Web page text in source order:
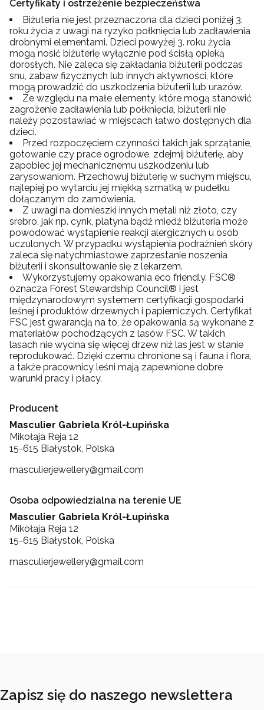
Certyfikaty i ostrzeżenie bezpieczeństwa
Biżuteria nie jest przeznaczona dla dzieci poniżej 3.
roku życia z uwagi na ryzyko połknięcia lub zadławienia
drobnymi elementami. Dzieci powyżej 3. roku życia
mogą nosić biżuterię wyłącznie pod ścisłą opieką
dorosłych. Nie zaleca się zakładania biżuterii podczas
snu, zabaw fizycznych lub innych aktywności, które
mogą prowadzić do uszkodzenia biżuterii lub urazów.
Ze względu na małe elementy, które mogą stanowić
zagrożenie zadławienia lub połknięcia, biżuterii nie
należy pozostawiać w miejscach łatwo dostępnych dla
dzieci.
Przed rozpoczęciem czynności takich jak sprzątanie,
gotowanie czy prace ogrodowe, zdejmij biżuterię, aby
zapobiec jej mechanicznemu uszkodzeniu lub
zarysowaniom. Przechowuj biżuterię w suchym miejscu,
najlepiej po wytarciu jej miękką szmatką w pudełku
dołączanym do zamówienia.
Z uwagi na domieszki innych metali niż złoto, czy
srebro, jak np. cynk, platyna bądź miedź biżuteria może
powodować wystąpienie reakcji alergicznych u osób
uczulonych. W przypadku wystąpienia podrażnień skóry
zaleca się natychmiastowe zaprzestanie noszenia
biżuterii i skonsultowanie się z lekarzem.
Wykorzystujemy opakowania eco friendly. FSC®
oznacza Forest Stewardship Council® i jest
międzynarodowym systemem certyfikacji gospodarki
leśnej i produktów drzewnych i papierniczych. Certyfikat
FSC jest gwarancją na to, że opakowania są wykonane z
materiałów pochodzących z lasów FSC. W takich
lasach nie wycina się więcej drzew niż las jest w stanie
reprodukować. Dzięki czemu chronione są i fauna i flora,
a także pracownicy leśni mają zapewnione dobre
warunki pracy i płacy.
Producent
Masculier Gabriela Król-Łupińska
Mikołaja Reja 12
15-615 Białystok, Polska
masculierjewellery@gmail.com
Osoba odpowiedzialna na terenie UE
Masculier Gabriela Król-Łupińska
Mikołaja Reja 12
15-615 Białystok, Polska
masculierjewellery@gmail.com
Zapisz się do naszego newslettera